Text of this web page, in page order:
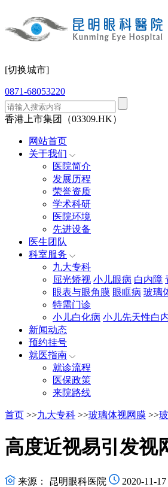
[切换城市]
0871-68053220
香港上市集团（03309.HK）
网站首页
关于我们
医院简介
发展历程
荣誉资质
学术科研
医院环境
先进设备
医生团队
科室服务
九大专科
屈光矫视 小儿眼病 白内障
眼表与眼角膜 眼眶病 玻璃
特需门诊
小儿白化病 小儿先天性白
新闻动态
预约挂号
就医指南
就诊流程
医保政策
来院路线
首页 >>九大专科 >>玻璃体视网膜 >>
高度近视易引发视
来源： 昆明眼科医院 2020-11-17